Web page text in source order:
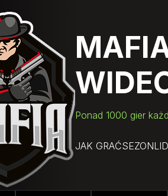
Ponad 1000 gier
JAK GRAĆSEZON